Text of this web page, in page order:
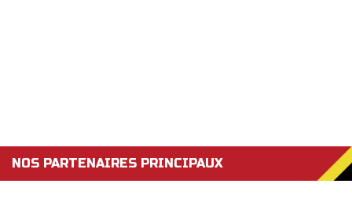
NOS PARTENAIRES PRINCIPAUX